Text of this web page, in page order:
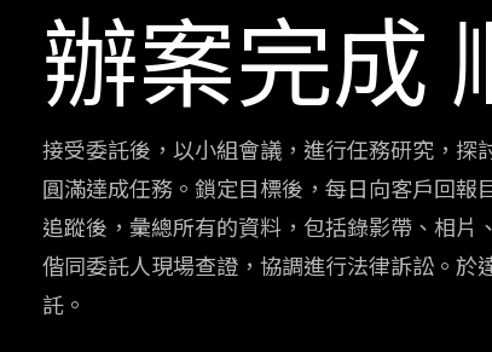
辦案完成
接受委託後，以小組會議，進行任務研究，
圓滿達成任務。鎖定目標後，每日向客戶回
追蹤後，彙總所有的資料，包括錄影帶、相
偕同委託人現場查證，協調進行法律訴訟。
託。